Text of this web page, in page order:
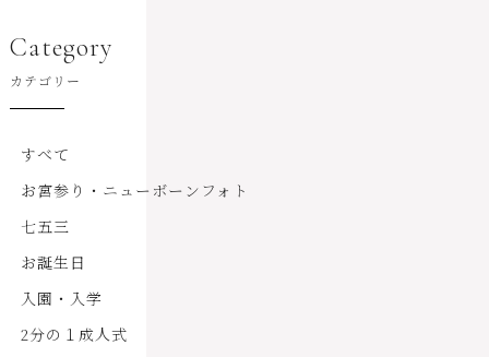
Category
カテゴリー
すべて
お宮参り・ニューボーンフォト
七五三
お誕生日
入園・入学
2分の１成人式